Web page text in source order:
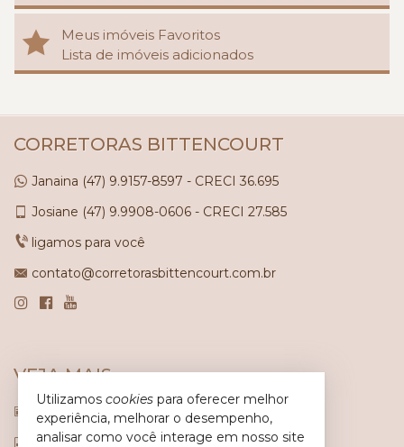
Meus imóveis Favoritos
Lista de imóveis adicionados
CORRETORAS BITTENCOURT
Janaina (47) 9.9157-8597 - CRECI 36.695
Josiane (47) 9.9908-0606 - CRECI 27.585
ligamos para você
contato@corretorasbittencourt.com.br
VEJA MAIS
receba nosso newsletter
indicadores financeiros
Utilizamos cookies para oferecer melhor
experiência, melhorar o desempenho,
analisar como você interage em nosso site